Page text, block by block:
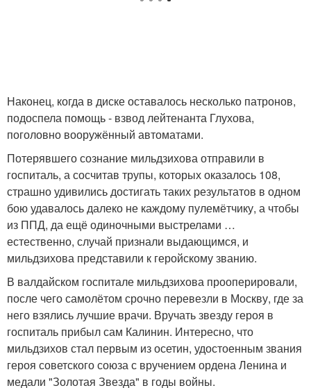
Наконец, когда в диске оставалось несколько патронов,
подоспела помощь - взвод лейтенанта Глухова,
поголовно вооружённый автоматами.
Потерявшего сознание мильдзихова отправили в
госпиталь, а сосчитав трупы, которых оказалось 108,
страшно удивились достигать таких результатов в одном
бою удавалось далеко не каждому пулемётчику, а чтобы
из ППД, да ещё одиночными выстрелами …
естественно, случай признали выдающимся, и
мильдзихова представили к геройскому званию.
В валдайском госпитале мильдзихова прооперировали,
после чего самолётом срочно перевезли в Москву, где за
него взялись лучшие врачи. Вручать звезду героя в
госпиталь прибыл сам Калинин. Интересно, что
мильдзихов стал первым из осетин, удостоенным звания
героя советского союза с вручением ордена Ленина и
медали "Золотая Звезда" в годы войны.